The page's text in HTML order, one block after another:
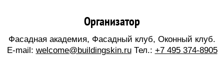
Организатор
Фасадная академия, Фасадный клуб, Оконный клуб.
E-mail: welcome@buildingskin.ruТел.: +7 495 374-8905